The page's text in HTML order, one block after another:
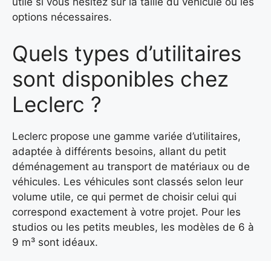
options nécessaires.
Quels types d’utilitaires
sont disponibles chez
Leclerc ?
Leclerc propose une gamme variée d’utilitaires,
adaptée à différents besoins, allant du petit
déménagement au transport de matériaux ou de
véhicules. Les véhicules sont classés selon leur
volume utile, ce qui permet de choisir celui qui
correspond exactement à votre projet. Pour les
studios ou les petits meubles, les modèles de 6 à
9 m³ sont idéaux.